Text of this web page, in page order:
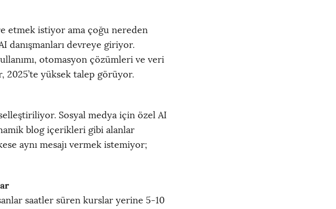
etmek istiyor ama çoğu nereden
danışmanları devreye giriyor.
otomasyon çözümleri ve veri
2025’te yüksek talep görüyor.
Sosyal medya için özel AI
blog içerikleri gibi alanlar
aynı mesajı vermek istemiyor;
saatler süren kurslar yerine 5-10